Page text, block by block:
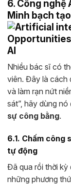
6. Công nghệ
Minh bạch
Nhiều bác sĩ có
viên. Đây là cách
và làm rạn nứt
sát”, hãy dùng nó
sự công bằng.
6.1. Chấm
tự động
Đã qua rồi thời kỳ
những phương